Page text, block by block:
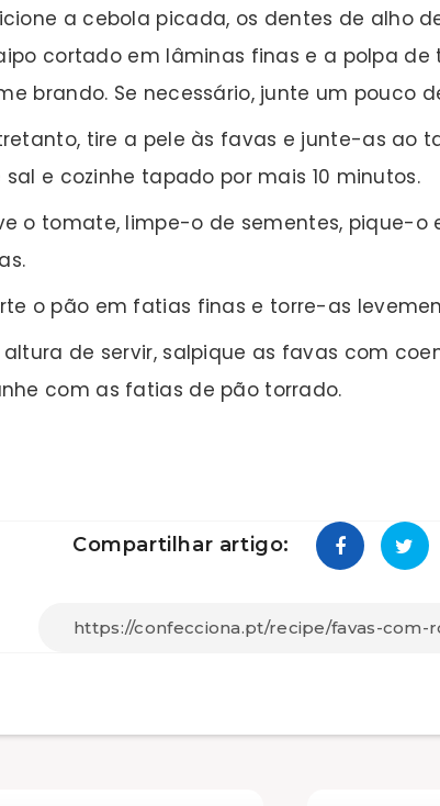
a cebola picada, os dentes de alho
cortado em lâminas finas e a polpa de
brando. Se necessário, junte um pouco
tire a pele às favas e junte-as ao
e cozinhe tapado por mais 10 minutos.
o tomate, limpe-o de sementes, pique-
o pão em fatias finas e torre-as
altura de servir, salpique as favas com
com as fatias de pão torrado.
Compartilhar artigo: